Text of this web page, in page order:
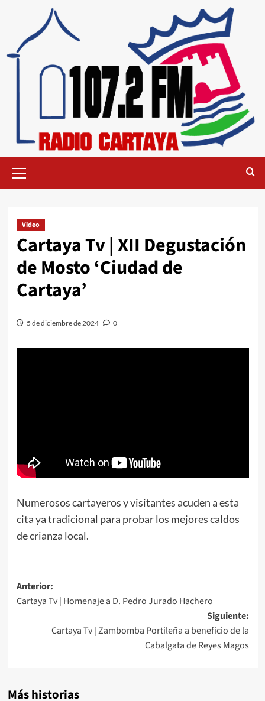
Video
Cartaya Tv | XII Degustación
de Mosto ‘Ciudad de
Cartaya’
5 de diciembre de 2024 0
Numerosos cartayeros y visitantes acuden a esta
cita ya tradicional para probar los mejores caldos
de crianza local.
Anterior:
Cartaya Tv | Homenaje a D. Pedro Jurado Hachero
Siguiente:
Cartaya Tv | Zambomba Portileña a beneficio de la
Cabalgata de Reyes Magos
Más historias